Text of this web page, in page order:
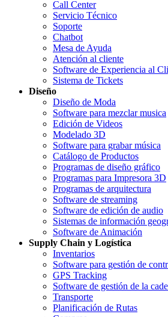
Call Center
Servicio Técnico
Soporte
Chatbot
Mesa de Ayuda
Atención al cliente
Software de Experiencia al
Sistema de Tickets
Diseño
Diseño de Moda
Software para mezclar musica
Edición de Videos
Modelado 3D
Software para grabar música
Catálogo de Productos
Programas de diseño gráfico
Programas para Impresora 3D
Programas de arquitectura
Software de streaming
Software de edición de audio
Sistemas de información
Software de Animación
Supply Chain y Logística
Inventarios
Software para gestión de
GPS Tracking
Software de gestión de la
Transporte
Planificación de Rutas